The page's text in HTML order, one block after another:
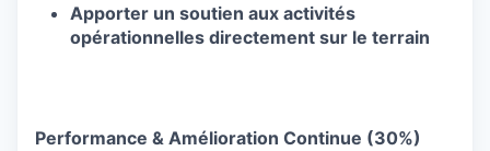
Apporter un soutien aux activités
opérationnelles directement sur le terrain
Performance & Amélioration Continue (30%)